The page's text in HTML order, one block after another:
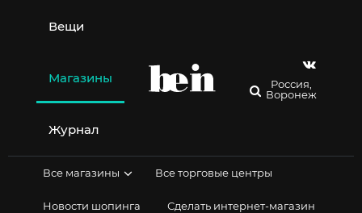
содержимому
Вещи
Магазины
Журнал
Россия,
Воронеж
Все магазины Все торговые центры
Новости шопинга Сделать интернет-магазин